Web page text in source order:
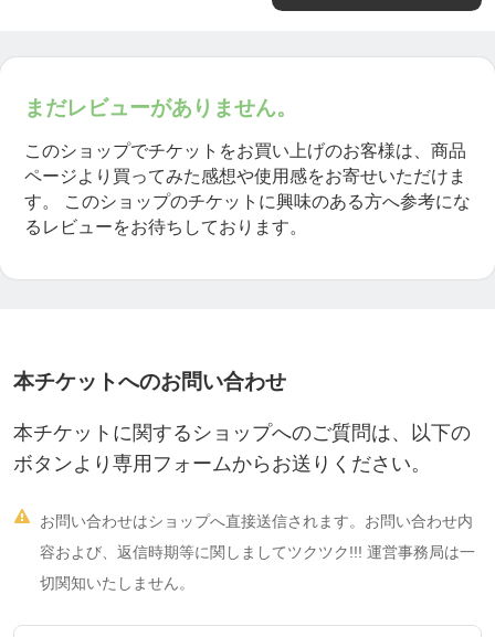
まだレビューがありません。
このショップでチケットをお買い上げのお客様は、商品
ページより買ってみた感想や使用感をお寄せいただけま
す。
このショップのチケットに興味のある方へ参考にな
るレビューをお待ちしております。
本チケットへのお問い合わせ
本チケットに関するショップへのご質問は、以下の
ボタンより専用フォームからお送りください。

お問い合わせはショップへ直接送信されます。お問い合わせ内
容および、返信時期等に関しましてツクツク!!! 運営事務局は一
切関知いたしません。